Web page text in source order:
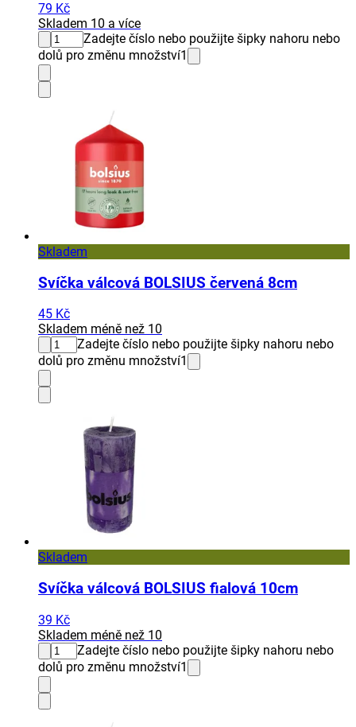
79 Kč
Skladem 10 a více
Zadejte číslo nebo použijte šipky nahoru nebo
dolů pro změnu množství1
Skladem
Svíčka válcová BOLSIUS červená 8cm
45 Kč
Skladem méně než 10
Zadejte číslo nebo použijte šipky nahoru nebo
dolů pro změnu množství1
Skladem
Svíčka válcová BOLSIUS fialová 10cm
39 Kč
Skladem méně než 10
Zadejte číslo nebo použijte šipky nahoru nebo
dolů pro změnu množství1